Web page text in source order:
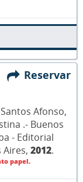
Reservar
Afonso,
.- Buenos
- Editorial
2012.
papel.